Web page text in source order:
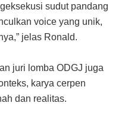
sudut pandang
voice yang unik,
jelas Ronald.
juri lomba ODGJ juga
karya cerpen
dan realitas.